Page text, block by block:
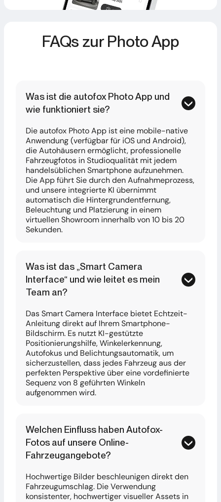
FAQs zur Photo App
Was ist die autofox Photo App und
wie funktioniert sie?
Die autofox Photo App ist eine mobile-native
Anwendung (verfügbar für iOS und Android),
die Autohäusern ermöglicht, professionelle
Fahrzeugfotos in Studioqualität mit jedem
handelsüblichen Smartphone aufzunehmen.
Die App führt Sie durch den Aufnahmeprozess,
und unsere integrierte KI übernimmt
automatisch die Hintergrundentfernung,
Beleuchtung und Platzierung in einem
virtuellen Showroom innerhalb von 10 bis 20
Sekunden.
Was ist das „Smart Camera
Interface“ und wie leitet es mein
Team an?
Das Smart Camera Interface bietet Echtzeit-
Anleitung direkt auf Ihrem Smartphone-
Bildschirm. Es nutzt KI-gestützte
Positionierungshilfe, Winkelerkennung,
Autofokus und Belichtungsautomatik, um
sicherzustellen, dass jedes Fahrzeug aus der
perfekten Perspektive über eine vordefinierte
Sequenz von 8 geführten Winkeln
aufgenommen wird.
Welchen Einfluss haben Autofox-
Fotos auf unsere Online-
Fahrzeugangebote?
Hochwertige Bilder beschleunigen direkt den
Fahrzeugumschlag. Die Verwendung
konsistenter, hochwertiger visueller Assets in